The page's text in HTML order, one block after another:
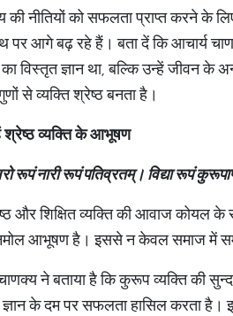
की नीतियों को सफलता प्राप्त करने के
आगे बढ़ रहे हैं। बता दें कि आचार्य
विस्तृत ज्ञान था, बल्कि उन्हें जीवन के
से व्यक्ति श्रेष्ठ बनता है।
श्रेष्ठव्यक्तिकेआभूषण
रूपंनारीरूपंपतिव्रतम्। विद्यारूपं
और शिक्षित व्यक्ति की आवाज कोयल के
आभूषण है। इससे न केवल समाज में
ने बताया है कि कुरूप व्यक्ति की
के दम पर सफलता हासिल करता है।